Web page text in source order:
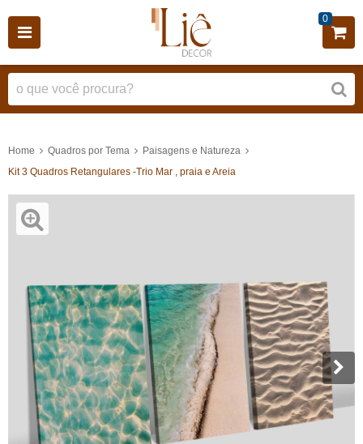
0
Home Quadros por Tema
Paisagens e Natureza
Kit 3 Quadros Retangulares -Trio Mar , praia e Areia